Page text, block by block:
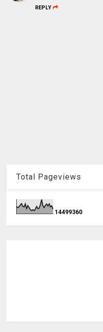
REPLY
Total Pageviews
14499360